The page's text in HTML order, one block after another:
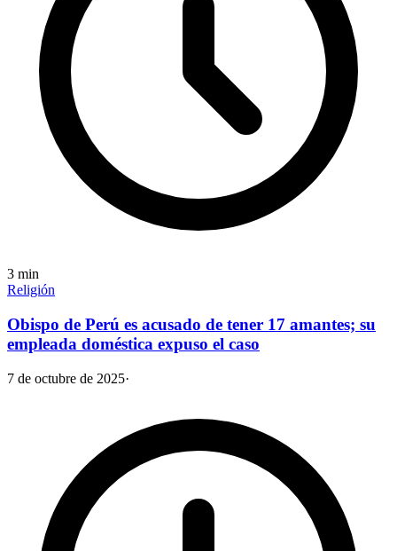
3 min
Religión
Obispo de Perú es acusado de tener 17 amantes; su
empleada doméstica expuso el caso
7 de octubre de 2025·